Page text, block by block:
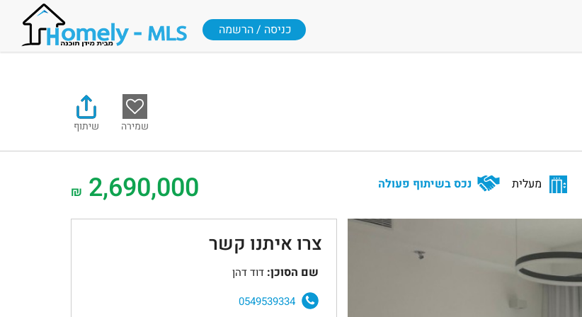
כניסה / הרשמה
שמירה שיתוף
2,690,000
₪ מעלית נכס בשיתוף פעולה
צרו איתנו קשר
שם הסוכן: דוד דהן
0549539334